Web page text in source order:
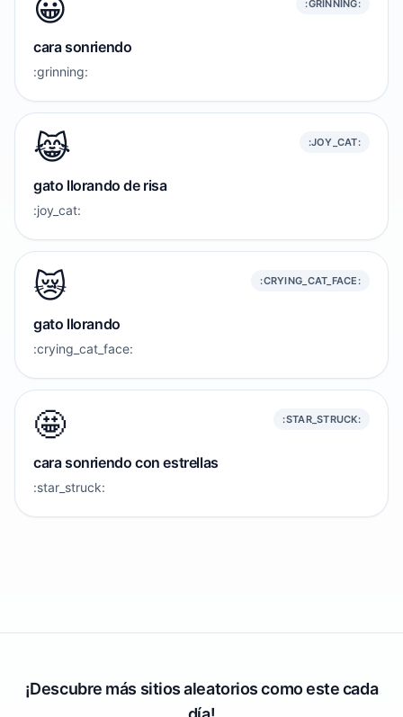
😀 :GRINNING:
cara sonriendo
:grinning:
😹 :JOY_CAT:
gato llorando de risa
:joy_cat:
😿 :CRYING_CAT_FACE:
gato llorando
:crying_cat_face:
🤩 :STAR_STRUCK:
cara sonriendo con estrellas
:star_struck:
¡Descubre más sitios aleatorios como este cada